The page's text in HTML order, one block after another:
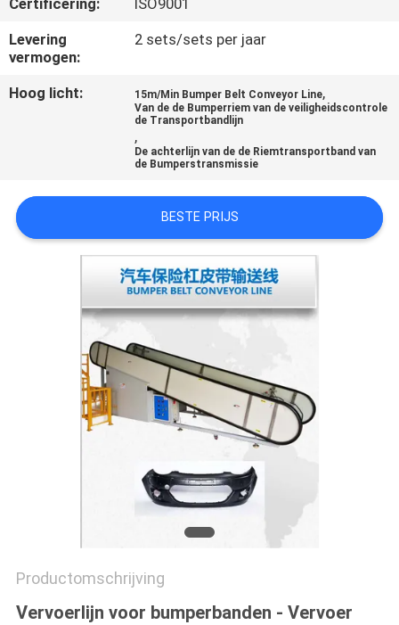
KWALITEITSCONTROLE
NIEUWS
EEN
OFFERTE
PRIVACYBELEID
Certificering:
ISO9001
Levering
vermogen:
2 sets/sets per jaar
Hoog licht: 15m/Min Bumper Belt Conveyor Line,
Van de de Bumperriem van de veiligheidscontrole
de Transportbandlijn
,
De achterlijn van de de Riemtransportband van
de Bumperstransmissie
BESTE PRIJS
Productomschrijving
Vervoerlijn voor bumperbanden - Vervoer